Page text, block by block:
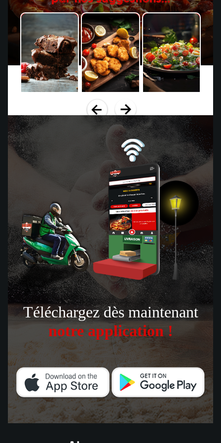
Téléchargez dès maintenant
notre application !